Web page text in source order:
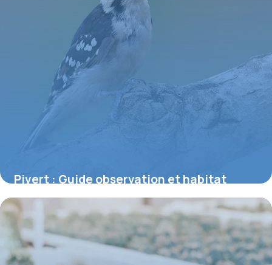
Pivert : Guide observation et habitat
7 juin 2026